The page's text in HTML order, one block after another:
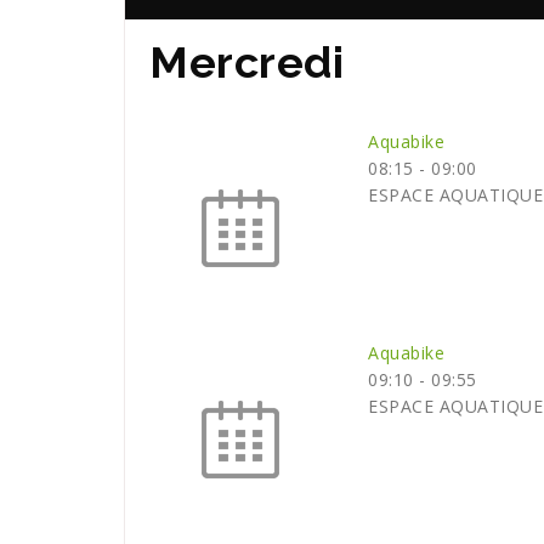
Mercredi
Aquabike
08:15 - 09:00
ESPACE AQUATIQUE
Aquabike
09:10 - 09:55
ESPACE AQUATIQUE